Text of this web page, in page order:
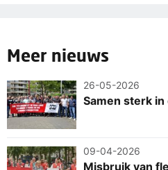
Meer nieuws
26-05-2026
Samen sterk
09-04-2026
Misbruik van